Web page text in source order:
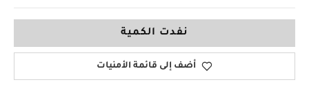
نفدت الكمية
أضف إلى قائمة الأمنيات